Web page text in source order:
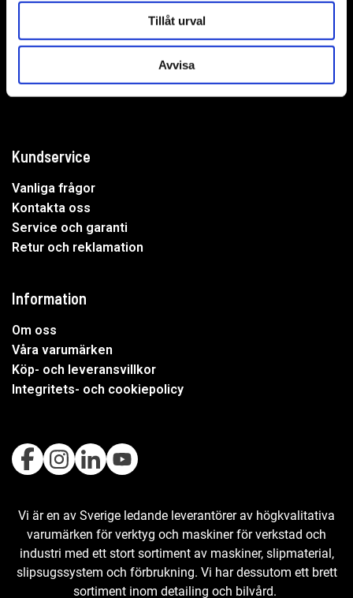
Tillåt urval
Avvisa
Eller ring oss:019-20 73 30
Kundservice
Vanliga frågor
Kontakta oss
Service och garanti
Retur och reklamation
Information
Om oss
Våra varumärken
Köp- och leveransvillkor
Integritets- och cookiepolicy
Vi är en av Sverige ledande leverantörer av högkvalitativa
varumärken för verktyg och maskiner för verkstad och
industri med ett stort sortiment av maskiner, slipmaterial,
slipsugssystem och förbrukning. Vi har dessutom ett brett
sortiment inom detailing och bilvård.